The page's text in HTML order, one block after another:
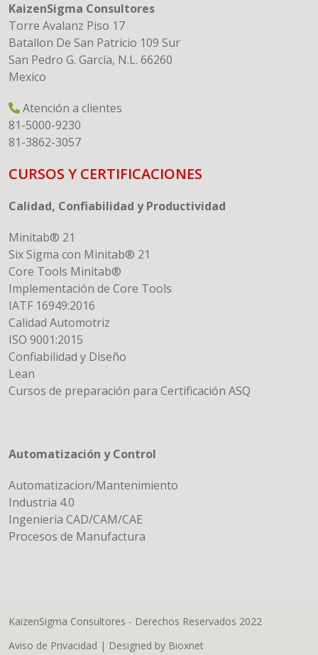
KaizenSigma Consultores
Torre Avalanz Piso 17
Batallon De San Patricio 109 Sur
San Pedro G. García, N.L. 66260
Mexico
Atención a clientes
81-5000-9230
81-3862-3057
CURSOS Y CERTIFICACIONES
Calidad, Confiabilidad y Productividad
Minitab® 21
Six Sigma con Minitab® 21
Core Tools Minitab®
Implementación de Core Tools
IATF 16949:2016
Calidad Automotriz
ISO 9001:2015
Confiabilidad y Diseño
Lean
Cursos de preparación para Certificación ASQ
Automatización y Control
Automatizacion/Mantenimiento
Industria 4.0
Ingenieria CAD/CAM/CAE
Procesos de Manufactura
KaizenSigma Consultores - Derechos Reservados 2022
Aviso de Privacidad | Designed by Bioxnet